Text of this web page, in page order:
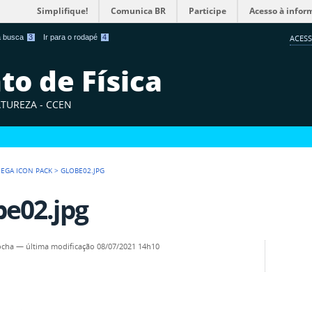
busca 3 Ir para o rodapé 4
Simplifique! Comunica BR Participe Acesso à
de Física
- CCEN
ICON PACK >GLOBE02.JPG
— última modificação 08/07/2021 14h10